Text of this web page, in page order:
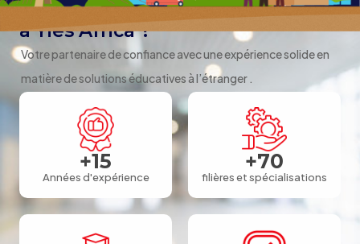
Pourquoi faire confiance
à Yies Africa ?
Votre partenaire de confiance avec une expérience solide en
matière de solutions éducatives à l’étranger .
Années d'expérience
+15
filières et spécialisations
+70